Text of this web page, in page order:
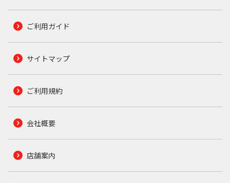
ご利用ガイド
サイトマップ
ご利用規約
会社概要
店舗案内